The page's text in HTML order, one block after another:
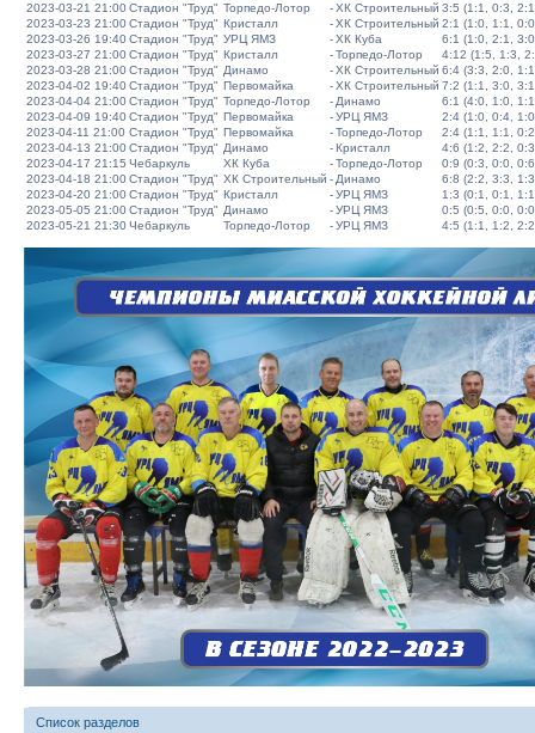
2023-03-21 21:00Стадион "Труд" Торпедо-Лотор -ХК Строительный 3:5 (1:1, 0:3,
2023-03-23 21:00Стадион "Труд" Кристалл -ХК Строительный 2:1 (1:0, 1:1,
2023-03-26 19:40Стадион "Труд" УРЦ ЯМЗ -ХК Куба
6:1 (1:0, 2:1,
2023-03-27 21:00Стадион "Труд" Кристалл -Торпедо-Лотор
4:12 (1:5, 1:3,
2023-03-28 21:00Стадион "Труд" Динамо -ХК Строительный 6:4 (3:3, 2:0,
2023-04-02 19:40Стадион "Труд" Первомайка -ХК Строительный 7:2 (1:1, 3:0,
2023-04-04 21:00Стадион "Труд" Торпедо-Лотор - Динамо
6:1 (4:0, 1:0,
2023-04-09 19:40Стадион "Труд" Первомайка -УРЦ ЯМЗ
2:4 (1:0, 0:4,
2023-04-11 21:00 Стадион "Труд" Первомайка -Торпедо-Лотор
2:4 (1:1, 1:1,
2023-04-13 21:00Стадион "Труд" Динамо -Кристалл
4:6 (1:2, 2:2,
2023-04-17 21:15 Чебаркуль ХК Куба -Торпедо-Лотор
0:9 (0:3, 0:0,
2023-04-18 21:00Стадион "Труд" ХК Строительный - Динамо
6:8 (2:2, 3:3,
2023-04-20 21:00Стадион "Труд" Кристалл -УРЦ ЯМЗ
1:3 (0:1, 0:1,
2023-05-05 21:00Стадион "Труд" Динамо -УРЦ ЯМЗ
0:5 (0:5, 0:0,
2023-05-21 21:30Чебаркуль Торпедо-Лотор -УРЦ ЯМЗ 4:5 (1:1, 1:2,
Список разделов